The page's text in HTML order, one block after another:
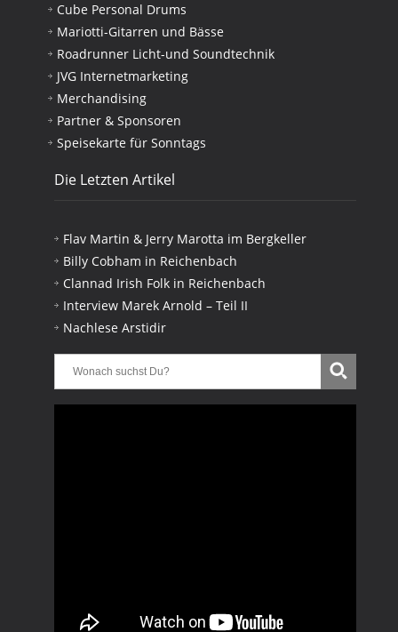
Cube Personal Drums
Mariotti-Gitarren und Bässe
Roadrunner Licht-und Soundtechnik
JVG Internetmarketing
Merchandising
Partner & Sponsoren
Speisekarte für Sonntags
Die Letzten Artikel
Flav Martin & Jerry Marotta im Bergkeller
Billy Cobham in Reichenbach
Clannad Irish Folk in Reichenbach
Interview Marek Arnold – Teil II
Nachlese Arstidir